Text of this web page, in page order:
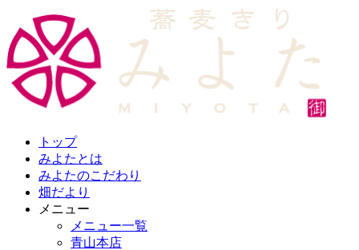
トップ
みよたとは
みよたのこだわり
畑だより
メニュー
メニュー一覧
青山本店